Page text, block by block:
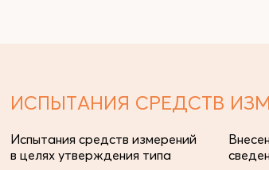
ИСПЫТАНИЯ СРЕДСТВ
Испытания средств измерений
в целях утверждения типа